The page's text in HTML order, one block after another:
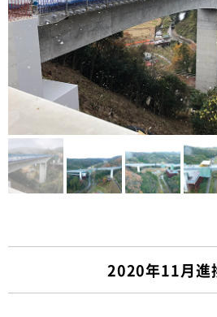
2020年11月進